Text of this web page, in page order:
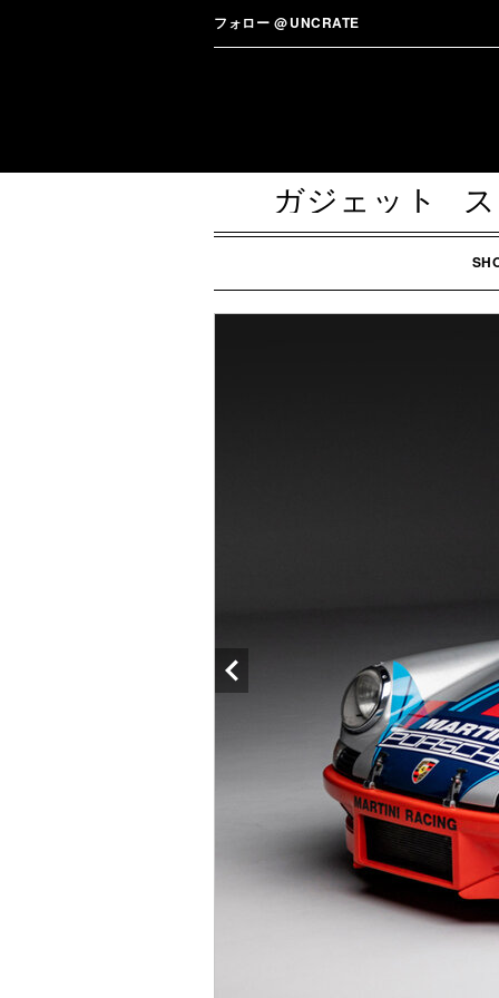
フォロー @UNCRATE
ガジェット